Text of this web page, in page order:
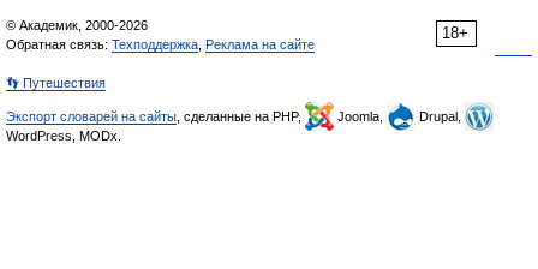
18+
© Академик, 2000-2026
Обратная связь: Техподдержка Реклама на сайте
👣 Путешествия
Экспорт словарей на сайты , сделанные на PHP, Joomla,
Drupal,
WordPress, MODx.